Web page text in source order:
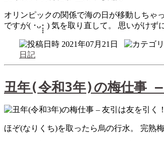
オリンピックの関係で海の日が移動しちゃ
ですが( ･ᴗ･̥̥̥ ) 気を取り直して。 思いがけず
2021年07月21日
日記
丑年(令和3年)の梅仕事